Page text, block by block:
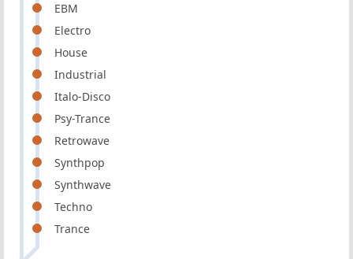
EBM
Electro
House
Industrial
Italo-Disco
Psy-Trance
Retrowave
Synthpop
Synthwave
Techno
Trance